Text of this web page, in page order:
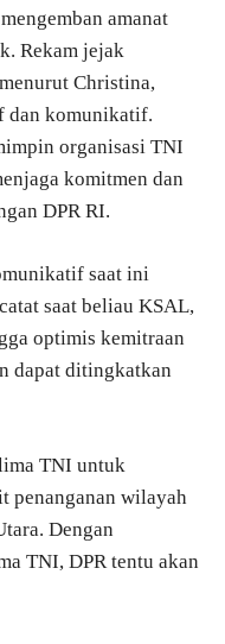
amanat
Rekam jejak
Christina,
dan komunikatif.
organisasi TNI
komitmen dan
DPR RI.
saat ini
saat beliau KSAL,
optimis kemitraan
dapat ditingkatkan
TNI untuk
penanganan wilayah
Dengan
TNI, DPR tentu akan